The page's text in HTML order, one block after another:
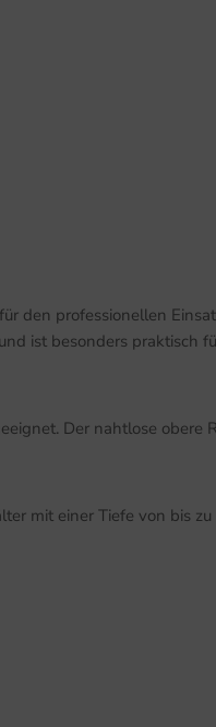
den professionellen
ist besonders praktisch
Der nahtlose
mit einer Tiefe von bis